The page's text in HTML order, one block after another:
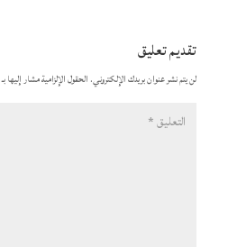
تقديم تعليق
لن يتم نشر عنوان بريدك الإلكتروني. الحقول الإلزامية مشار إليها بـ